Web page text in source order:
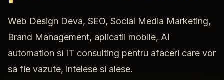
Web Design Deva, SEO, Social Media Marketing,
Brand Management, aplicatii mobile, AI
automation si IT consulting pentru afaceri care vor
sa fie vazute, intelese si alese.